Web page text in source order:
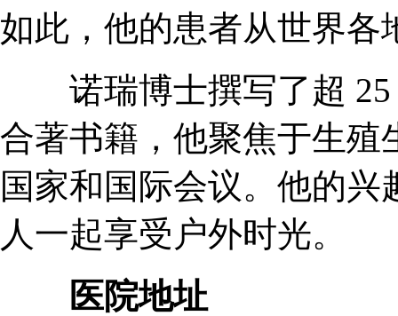
如此，他的患者从世界各
诺瑞博士撰写了超 25
合著书籍，他聚焦于生殖
国家和国际会议。他的
人一起享受户外时光。
医院地址